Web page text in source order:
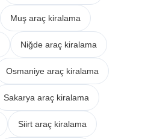
Muş araç kiralama
Niğde araç kiralama
Osmaniye araç kiralama
Sakarya araç kiralama
Siirt araç kiralama